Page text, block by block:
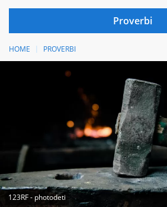
HOME PROVERBI
123RF - photodeti